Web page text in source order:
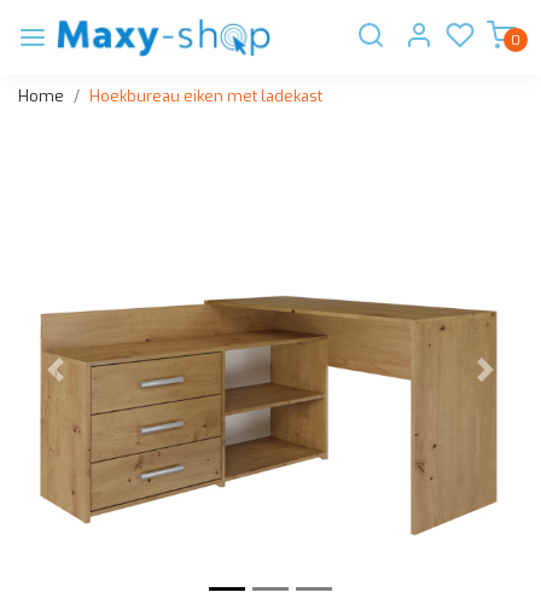
0
Home Hoekbureau eiken met ladekast
Vorige